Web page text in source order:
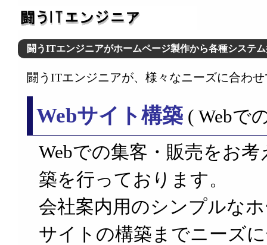
闘うITエンジニアがホームページ製作から各種システ
闘うITエンジニアが、様々なニーズに合わ
Webサイト構築 ( Webで
Webでの集客・販売をお
築を行っております。
会社案内用のシンプルな
サイトの構築までニーズ